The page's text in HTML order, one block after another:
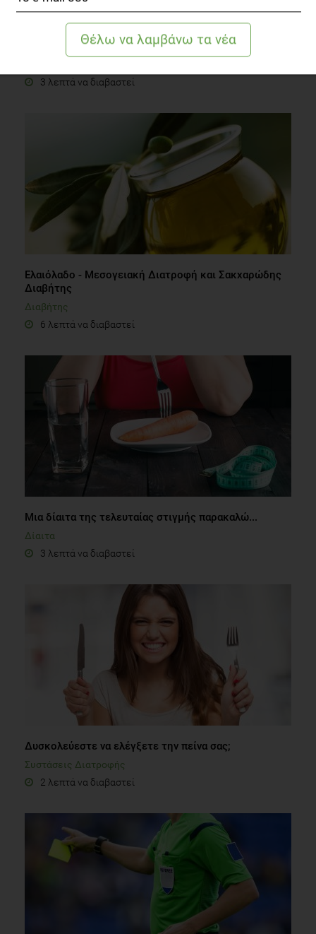
Απλές Ασκήσεις κατά της Αρθρίτιδας
3 λεπτά να διαβαστεί
Ελαιόλαδο - Μεσογειακή Διατροφή και Σακχαρώδης
Διαβήτης
Διαβήτης
6 λεπτά να διαβαστεί
Μια δίαιτα της τελευταίας στιγμής παρακαλώ...
Δίαιτα
3 λεπτά να διαβαστεί
Δυσκολεύεστε να ελέγξετε την πείνα σας;
Συστάσεις Διατροφής
2 λεπτά να διαβαστεί